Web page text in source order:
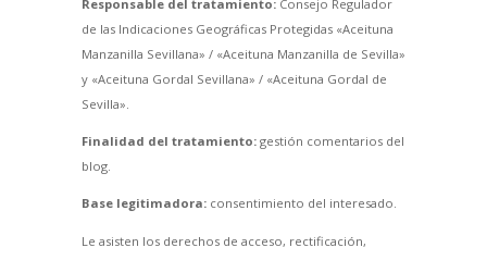
Responsable del tratamiento:Consejo Regulador
de las Indicaciones Geográficas Protegidas «Aceituna
Manzanilla Sevillana» / «Aceituna Manzanilla de Sevilla»
y «Aceituna Gordal Sevillana» / «Aceituna Gordal de
Sevilla».
Finalidad del tratamiento:gestión comentarios del
blog.
Base legitimadora:consentimiento del interesado.
Le asisten los derechos de acceso, rectificación,